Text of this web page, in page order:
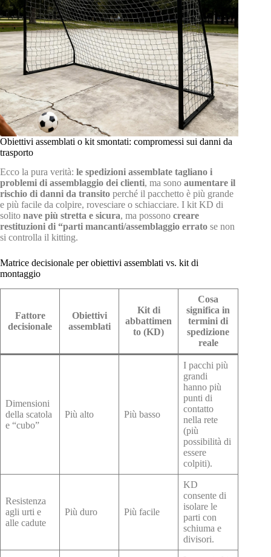
Obiettivi assemblati o kit smontati: compromessi sui danni da
trasporto
Ecco la pura verità: le spedizioni assemblate tagliano i
problemi di assemblaggio dei clienti, ma sono aumentare il
rischio di danni da transito perché il pacchetto è più grande
e più facile da colpire, rovesciare o schiacciare. I kit KD di
solito nave più stretta e sicura, ma possono creare
restituzioni di “parti mancanti/assemblaggio errato se non
si controlla il kitting.
Matrice decisionale per obiettivi assemblati vs. kit di
montaggio
Fattore
decisionale
Obiettivi
assemblati
Kit di
abbattimen
to (KD)
Cosa
significa in
termini di
spedizione
reale
Dimensioni
della scatola
e “cubo”
Più alto Più basso
I pacchi più
grandi
hanno più
punti di
contatto
nella rete
(più
possibilità di
essere
colpiti).
Resistenza
agli urti e
alle cadute
Più duro Più facile
KD
consente di
isolare le
parti con
schiuma e
divisori.